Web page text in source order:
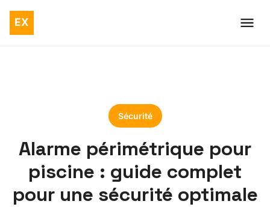
Sécurité
Alarme périmétrique pour
piscine : guide complet
pour une sécurité optimale